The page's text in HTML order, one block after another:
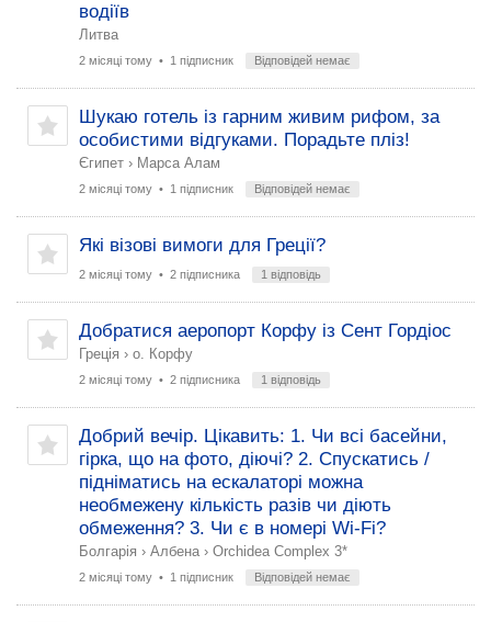
водіїв
Литва
2 місяці тому • 1 підписник Відповідей немає
Шукаю готель із гарним живим рифом, за
особистими відгуками. Порадьте пліз!
Єгипет › Марса Алам
2 місяці тому • 1 підписник Відповідей немає
Які візові вимоги для Греції?
2 місяці тому • 2 підписника 1 відповідь
Добратися аеропорт Корфу із Сент Гордіос
Греція › о. Корфу
2 місяці тому • 2 підписника 1 відповідь
Добрий вечір. Цікавить: 1. Чи всі басейни,
гірка, що на фото, діючі? 2. Спускатись /
підніматись на ескалаторі можна
необмежену кількість разів чи діють
обмеження? 3. Чи є в номері Wi-Fi?
Болгарія › Албена › Orchidea Complex 3*
2 місяці тому • 1 підписник Відповідей немає